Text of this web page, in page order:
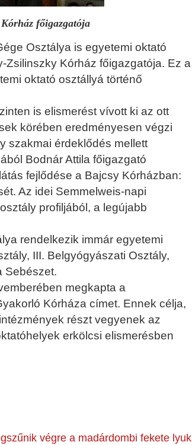
főigazgatója
Osztálya is egyetemi oktató
Zsilinszky Kórház főigazgatója. Ez a
oktató osztállyá történő
is elismerést vívott ki az ott
körében eredményesen végzi
szakmai érdeklődés mellett
Bodnár Attila főigazgató
fejlődése a Bajcsy Kórházban:
Az idei Semmelweis-napi
profiljából, a legújabb
rendelkezik immár egyetemi
III. Belgyógyászati Osztály,
Sebészet.
megkapta a
Kórháza címet. Ennek célja,
részt vegyenek az
erkölcsi elismerésben
végre a madárdombi fekete lyuk